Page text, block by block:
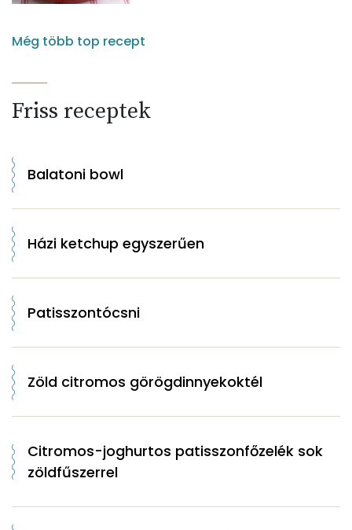
Még több top recept
Friss receptek
Balatoni bowl
Házi ketchup egyszerűen
Patisszontócsni
Zöld citromos görögdinnyekoktél
Citromos-joghurtos patisszonfőzelék sok
zöldfűszerrel